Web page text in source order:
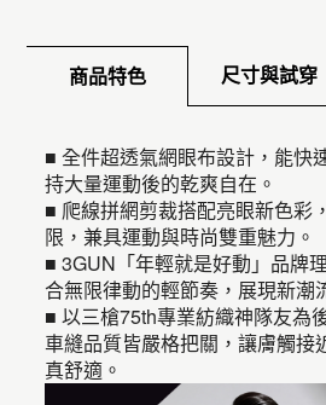
商品特色 尺寸與試穿
■ 全件超透氣網眼布設計，能快
持大量運動後的乾爽自在。
■ 爬線拼網剪裁搭配亮眼新色彩
限，兼具運動與時尚雙重魅力。
■ 3GUN「年輕就是好動」品牌
合無限律動的輕節奏，展現新潮
■ 以三槍75th專業紡織神隊友為
車縫品質皆嚴格把關，讓膚觸接
真舒適。